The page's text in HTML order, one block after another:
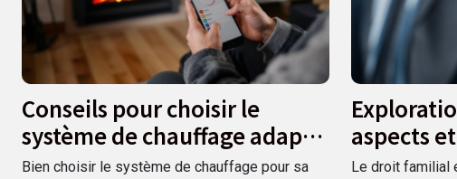
Conseils pour choisir le
système de chauffage adapté
à votre maison
Bien choisir le système de chauffage pour sa
aspects
la société
Le droit familial